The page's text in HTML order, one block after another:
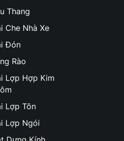
Thang
Che Nhà Xe
Đón
Rào
Lợp Hợp Kim
Lợp Tôn
Lợp Ngói